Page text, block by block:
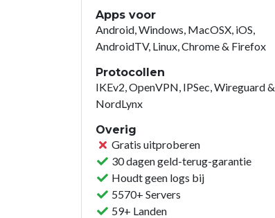
Apps voor
Android, Windows, MacOSX, iOS,
AndroidTV, Linux, Chrome & Firefox
Protocollen
IKEv2, OpenVPN, IPSec, Wireguard &
NordLynx
Overig
Gratis uitproberen
30 dagen geld-terug-garantie
Houdt geen logs bij
5570+ Servers
59+ Landen